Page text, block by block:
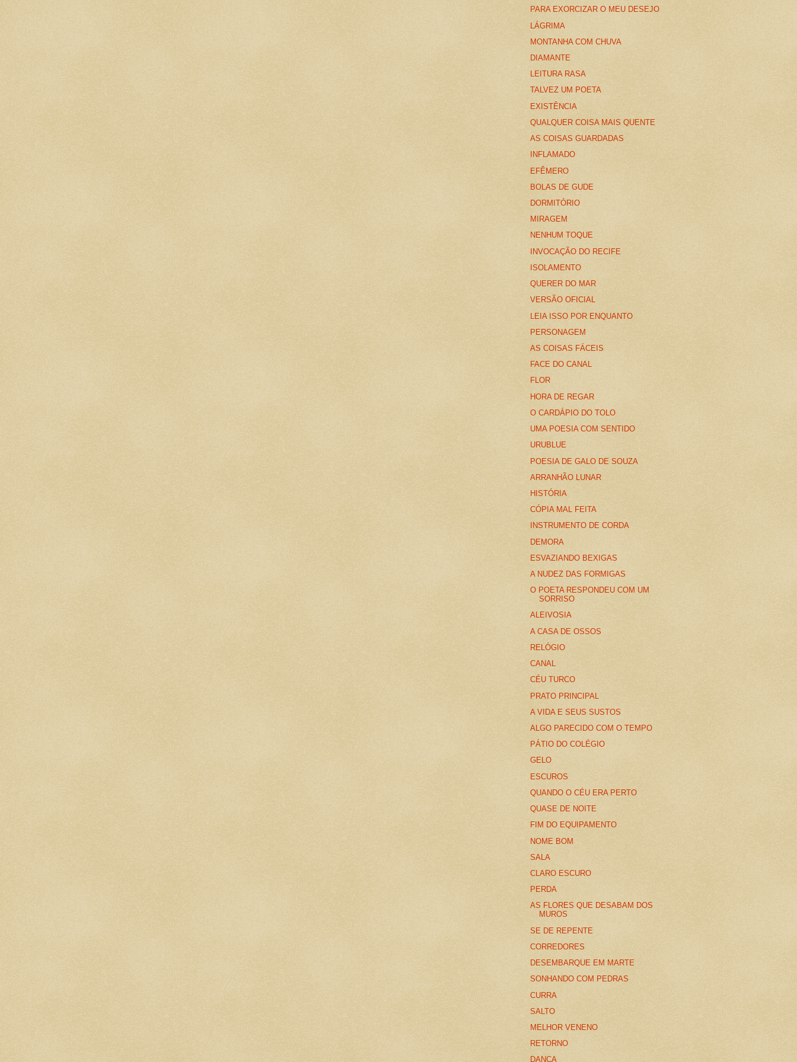
PARA EXORCIZAR O MEU DESEJO
LÁGRIMA
MONTANHA COM CHUVA
DIAMANTE
LEITURA RASA
TALVEZ UM POETA
EXISTÊNCIA
QUALQUER COISA MAIS QUENTE
AS COISAS GUARDADAS
INFLAMADO
EFÊMERO
BOLAS DE GUDE
DORMITÓRIO
MIRAGEM
NENHUM TOQUE
INVOCAÇÃO DO RECIFE
ISOLAMENTO
QUERER DO MAR
VERSÃO OFICIAL
LEIA ISSO POR ENQUANTO
PERSONAGEM
AS COISAS FÁCEIS
FACE DO CANAL
FLOR
HORA DE REGAR
O CARDÁPIO DO TOLO
UMA POESIA COM SENTIDO
URUBLUE
POESIA DE GALO DE SOUZA
ARRANHÃO LUNAR
HISTÓRIA
CÓPIA MAL FEITA
INSTRUMENTO DE CORDA
DEMORA
ESVAZIANDO BEXIGAS
A NUDEZ DAS FORMIGAS
O POETA RESPONDEU COM UM
SORRISO
ALEIVOSIA
A CASA DE OSSOS
RELÓGIO
CANAL
CÉU TURCO
PRATO PRINCIPAL
A VIDA E SEUS SUSTOS
ALGO PARECIDO COM O TEMPO
PÁTIO DO COLÉGIO
GELO
ESCUROS
QUANDO O CÉU ERA PERTO
QUASE DE NOITE
FIM DO EQUIPAMENTO
NOME BOM
SALA
CLARO ESCURO
PERDA
AS FLORES QUE DESABAM DOS
MUROS
SE DE REPENTE
CORREDORES
DESEMBARQUE EM MARTE
SONHANDO COM PEDRAS
CURRA
SALTO
MELHOR VENENO
RETORNO
DANÇA